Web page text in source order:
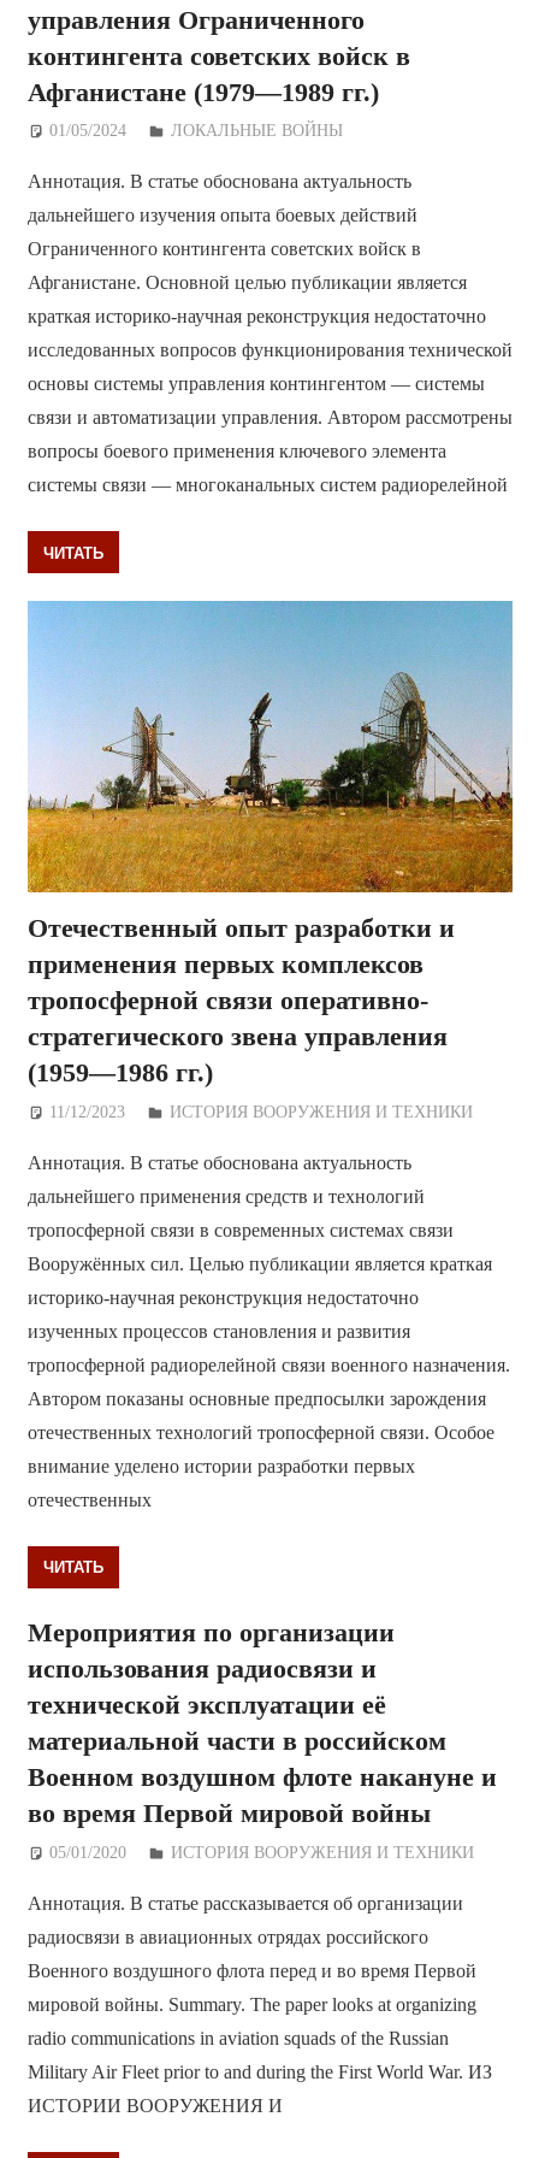
управления Ограниченного
контингента советских войск в
Афганистане (1979—1989 гг.)
01/05/2024 Дежурный по Редакции
ЛОКАЛЬНЫЕ ВОЙНЫ
Аннотация. В статье обоснована актуальность
дальнейшего изучения опыта боевых действий
Ограниченного контингента советских войск в
Афганистане. Основной целью публикации является
краткая историко-научная реконструкция недостаточно
исследованных вопросов функционирования технической
основы системы управления контингентом — системы
связи и автоматизации управления. Автором рассмотрены
вопросы боевого применения ключевого элемента
системы связи — многоканальных систем радиорелейной
ЧИТАТЬ
Отечественный опыт разработки и
применения первых комплексов
тропосферной связи оперативно-
стратегического звена управления
(1959—1986 гг.)
11/12/2023 Дежурный по Редакции
ИСТОРИЯ ВООРУЖЕНИЯ И ТЕХНИКИ
Аннотация. В статье обоснована актуальность
дальнейшего применения средств и технологий
тропосферной связи в современных системах связи
Вооружённых сил. Целью публикации является краткая
историко-научная реконструкция недостаточно
изученных процессов становления и развития
тропосферной радиорелейной связи военного назначения.
Автором показаны основные предпосылки зарождения
отечественных технологий тропосферной связи. Особое
внимание уделено истории разработки первых
отечественных
ЧИТАТЬ
Мероприятия по организации
использования радиосвязи и
технической эксплуатации её
материальной части в российском
Военном воздушном флоте накануне и
во время Первой мировой войны
05/01/2020 Дежурный по Редакции
ИСТОРИЯ ВООРУЖЕНИЯ И ТЕХНИКИ
Аннотация. В статье рассказывается об организации
радиосвязи в авиационных отрядах российского
Военного воздушного флота перед и во время Первой
мировой войны. Summary. The paper looks at organizing
radio communications in aviation squads of the Russian
Military Air Fleet prior to and during the First World War. ИЗ
ИСТОРИИ ВООРУЖЕНИЯ И